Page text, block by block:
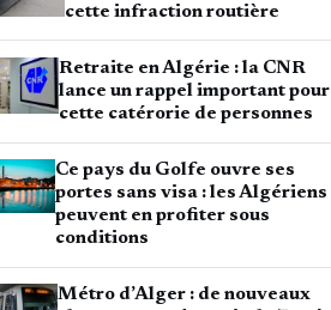
cette infraction routière
Retraite en Algérie : la CNR
lance un rappel important pour
cette catérorie de personnes
Ce pays du Golfe ouvre ses
portes sans visa : les Algériens
peuvent en profiter sous
conditions
Métro d’Alger : de nouveaux